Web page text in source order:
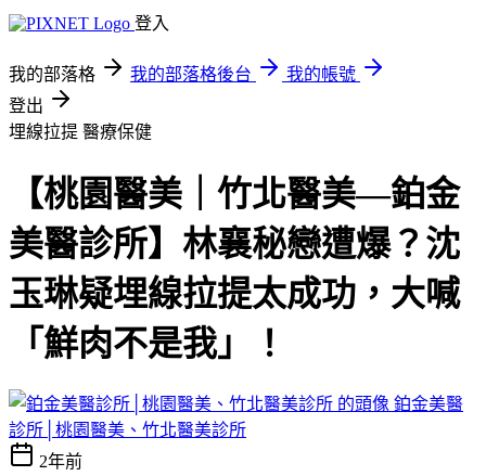
登入
我的部落格 我的部落格後台
我的帳號
登出
埋線拉提 醫療保健
【桃園醫美｜竹北醫美—鉑金
美醫診所】林襄秘戀遭爆？沈
玉琳疑埋線拉提太成功，大喊
「鮮肉不是我」！
鉑金美醫
診所│桃園醫美、竹北醫美診所
2年前